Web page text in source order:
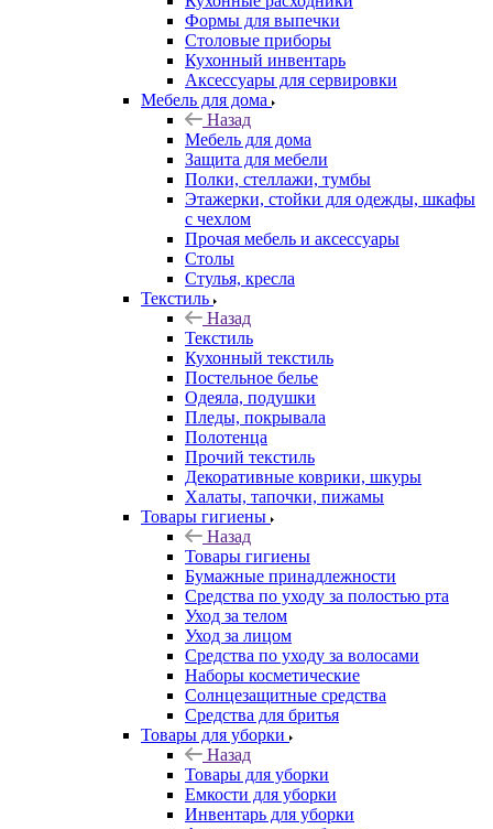
Формы для выпечки
Столовые приборы
Кухонный инвентарь
Аксессуары для сервировки
Мебель для дома
Назад
Мебель для дома
Защита для мебели
Полки, стеллажи, тумбы
Этажерки, стойки для одежды, шкафы
с чехлом
Прочая мебель и аксессуары
Столы
Стулья, кресла
Текстиль
Назад
Текстиль
Кухонный текстиль
Постельное белье
Одеяла, подушки
Пледы, покрывала
Полотенца
Прочий текстиль
Декоративные коврики, шкуры
Халаты, тапочки, пижамы
Товары гигиены
Назад
Товары гигиены
Бумажные принадлежности
Средства по уходу за полостью рта
Уход за телом
Уход за лицом
Средства по уходу за волосами
Наборы косметические
Солнцезащитные средства
Средства для бритья
Товары для уборки
Назад
Товары для уборки
Емкости для уборки
Инвентарь для уборки